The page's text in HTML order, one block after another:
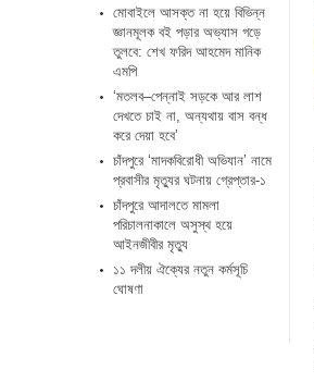
মোবাইলে আসক্ত না হয়ে বিভিন্ন
জ্ঞানমূলক বই পড়ার অভ্যাস গড়ে
তুলবে: শেখ ফরিদ আহমেদ মানিক
এমপি
‘মতলব–পেন্নাই সড়কে আর লাশ
দেখতে চাই না, অন্যথায় বাস বন্ধ
করে দেয়া হবে’
চাঁদপুরে ‘মাদকবিরোধী অভিযান’ নামে
প্রবাসীর মৃত্যুর ঘটনায় গ্রেপ্তার-১
চাঁদপুরে আদালতে মামলা
পরিচালনাকালে অসুস্থ হয়ে
আইনজীবীর মৃত্যু
১১ দলীয় ঐক্যের নতুন কর্মসূচি
ঘোষণা